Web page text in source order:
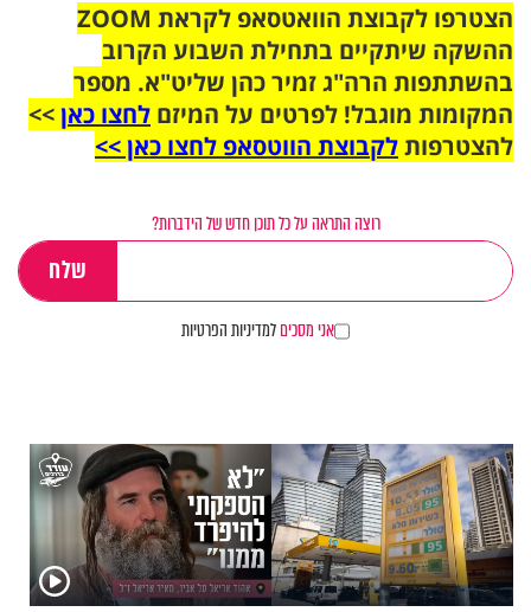
הצטרפו לקבוצת הוואטסאפ לקראת ZOOM
ההשקה שיתקיים בתחילת השבוע הקרוב
בהשתתפות הרה"ג זמיר כהן שליט"א. מספר
המקומות מוגבל! לפרטים על המיזם לחצו כאן>>
להצטרפותלקבוצת הווטסאפ לחצו כאן >>
רוצה התראה על כל תוכן חדש של הידברות?
אני מסכיםלמדיניות הפרטיות